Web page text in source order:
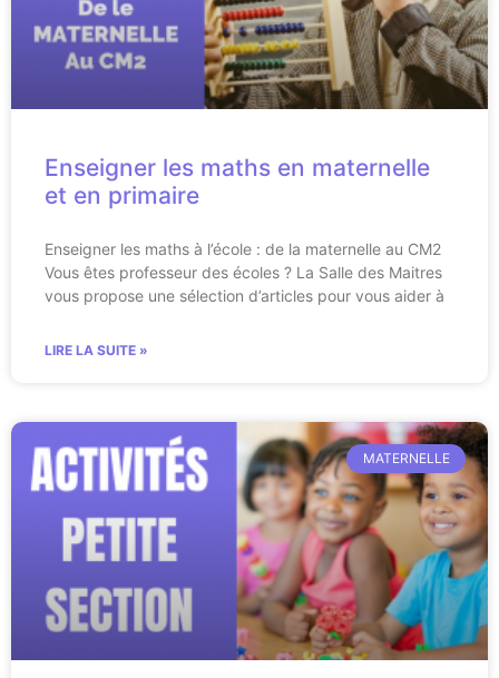
Enseigner les maths en maternelle
et en primaire
Enseigner les maths à l’école : de la maternelle au CM2
Vous êtes professeur des écoles ? La Salle des Maitres
vous propose une sélection d’articles pour vous aider à
LIRE LA SUITE »
MATERNELLE